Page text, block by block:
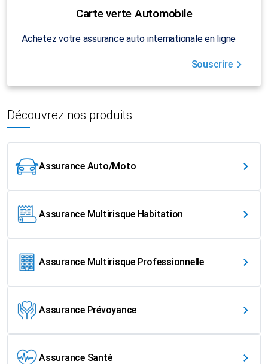
Carte verte Automobile
Achetez votre assurance auto internationale en ligne
Souscrire
Découvrez nos produits
Assurance Auto/Moto
Assurance Multirisque Habitation
Assurance Multirisque Professionnelle
Assurance Prévoyance
Assurance Santé